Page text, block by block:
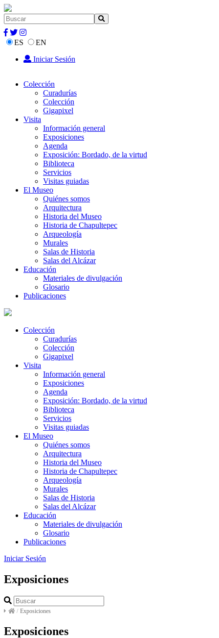
ES
EN
Iniciar Sesión
Colección
Curadurías
Colección
Gigapixel
Visita
Información general
Exposiciones
Agenda
Exposición: Bordado, de la virtud
Biblioteca
Servicios
Visitas guiadas
El Museo
Quiénes somos
Arquitectura
Historia del Museo
Historia de Chapultepec
Arqueología
Murales
Salas de Historia
Salas del Alcázar
Educación
Materiales de divulgación
Glosario
Publicaciones
Colección
Curadurías
Colección
Gigapixel
Visita
Información general
Exposiciones
Agenda
Exposición: Bordado, de la virtud
Biblioteca
Servicios
Visitas guiadas
El Museo
Quiénes somos
Arquitectura
Historia del Museo
Historia de Chapultepec
Arqueología
Murales
Salas de Historia
Salas del Alcázar
Educación
Materiales de divulgación
Glosario
Publicaciones
Iniciar Sesión
Exposiciones
/ Exposiciones
Exposiciones